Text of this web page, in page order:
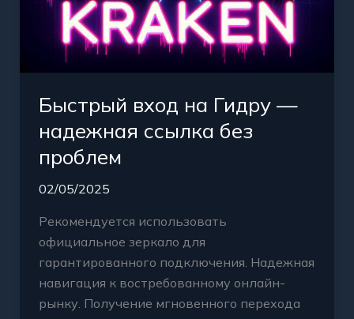
Быстрый вход на Гидру —
надежная ссылка без
проблем
02/05/2025
Рекомендуется использовать
официальное зеркало для
гарантированного подключения. Надежная
навигация к востребованному онлайн-
рынку. Получение мгновенного перехода